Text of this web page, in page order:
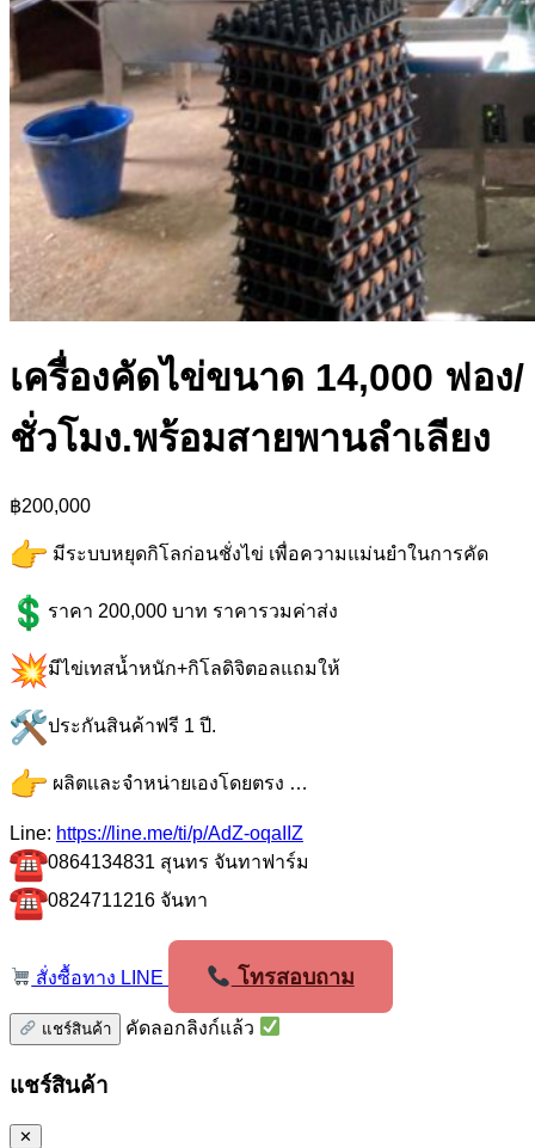
เครื่องคัดไข่ขนาด 14,000 ฟอง/
ชั่วโมง.พร้อมสายพานลำเลียง
฿200,000
มีระบบหยุดกิโลก่อนชั่งไข่ เพื่อความแม่นยำในการคัด
ราคา 200,000 บาท ราคารวมค่าส่ง
มีไข่เทสน้ำหนัก+กิโลดิจิตอลแถมให้
ประกันสินค้าฟรี 1 ปี.
ผลิตเเละจำหน่ายเองโดยตรง …
Line: https://line.me/ti/p/AdZ-oqaIIZ
0864134831 สุนทร จันทาฟาร์ม
0824711216 จันทา
สั่งซื้อทาง LINE โทรสอบถาม
แชร์สินค้า คัดลอกลิงก์แล้ว
แชร์สินค้า
✕